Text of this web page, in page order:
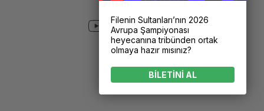
Filenin Sultanları’nın 2026
Avrupa Şampiyonası
heyecanına tribünden ortak
olmaya hazır mısınız?
BİLETİNİ AL